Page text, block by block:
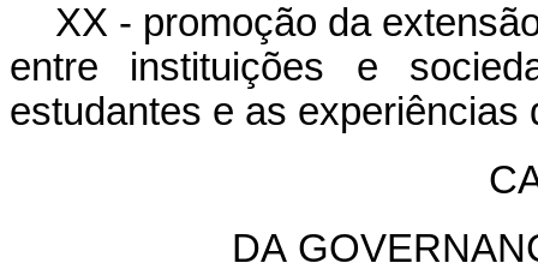
XX - promoção da
entre instituições e
estudantes e as
DA